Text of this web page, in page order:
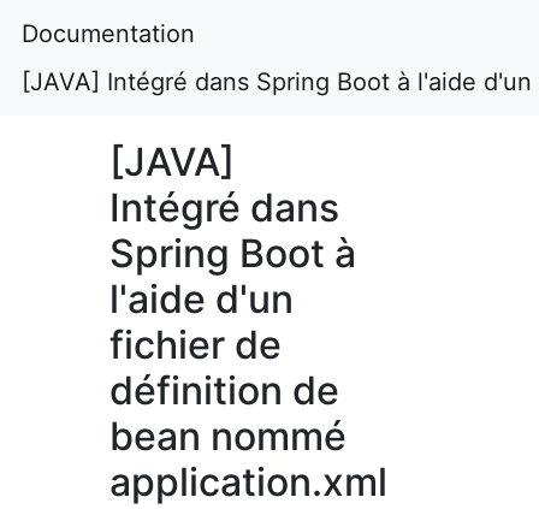
Documentation
[JAVA] Intégré dans Spring Boot à l'aide
[JAVA]
Intégré dans
Spring Boot à
l'aide d'un
fichier de
définition de
bean nommé
application.xml